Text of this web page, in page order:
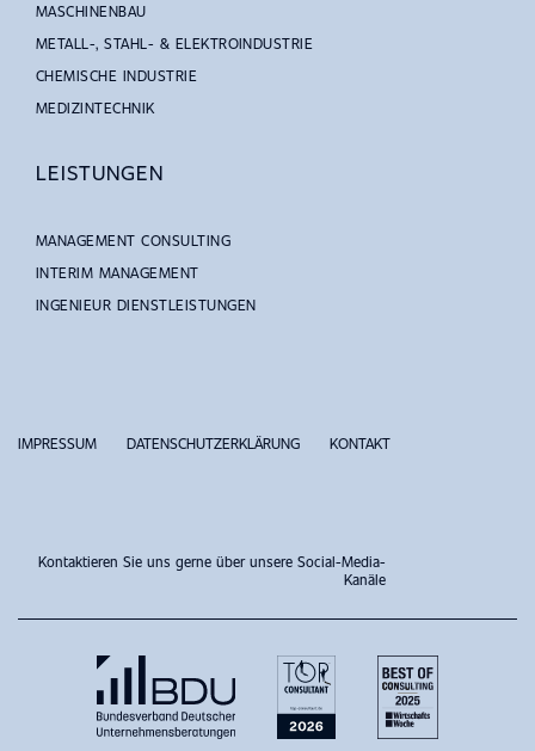
MASCHINENBAU
METALL-, STAHL- & ELEKTROINDUSTRIE
CHEMISCHE INDUSTRIE
MEDIZINTECHNIK
LEISTUNGEN
MANAGEMENT CONSULTING
INTERIM MANAGEMENT
INGENIEUR DIENSTLEISTUNGEN
IMPRESSUM DATENSCHUTZERKLÄRUNG KONTAKT
Kontaktieren Sie uns gerne über unsere Social-Media-
Kanäle